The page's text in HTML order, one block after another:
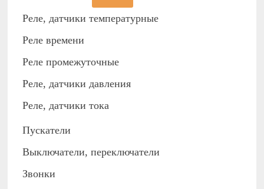
Реле, датчики температурные
Реле времени
Реле промежуточные
Реле, датчики давления
Реле, датчики тока
Пускатели
Выключатели, переключатели
Звонки